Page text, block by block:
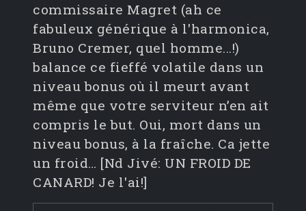
commissaire Magret (ah ce
fabuleux générique à l'harmonica,
Bruno Cremer, quel homme...!)
balance ce fieffé volatile dans un
niveau bonus où il meurt avant
même que votre serviteur n’en ait
compris le but. Oui, mort dans un
niveau bonus, à la fraîche. Ca jette
un froid… [Nd Jivé: UN FROID DE
CANARD! Je l'ai!]